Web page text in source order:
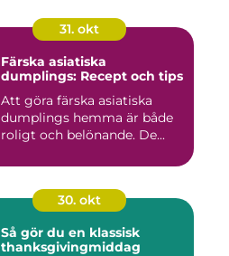
31. okt
Färska asiatiska
dumplings: Recept och tips
Att göra färska asiatiska
dumplings hemma är både
roligt och belönande. De...
30. okt
Så gör du en klassisk
thanksgivingmiddag